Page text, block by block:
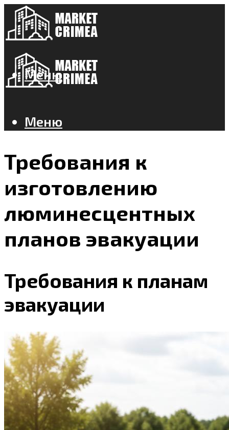
Меню
Меню
Требования к
изготовлению
люминесцентных
планов эвакуации
Требования к планам
эвакуации